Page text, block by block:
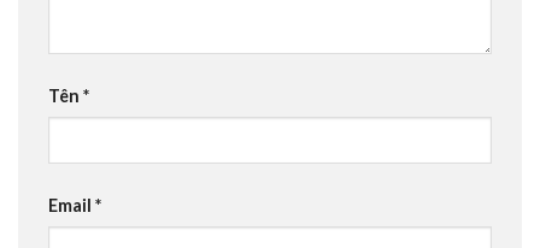
Tên *
Email *